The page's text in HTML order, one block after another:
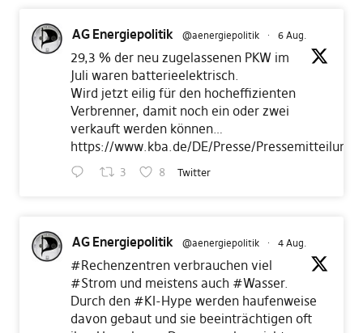
AG Energiepolitik @aenergiepolitik · 6 Aug.
29,3 % der neu zugelassenen PKW im
Juli waren batterieelektrisch.
Wird jetzt eilig für den hocheffizienten
Verbrenner, damit noch ein oder zwei
verkauft werden können…
https://www.kba.de/DE/Presse/
3 8 Twitter
AG Energiepolitik @aenergiepolitik · 4 Aug.
#Rechenzentrenverbrauchen viel
#Strom und meistens auch #Wasser.
Durch den #KI-Hype werden haufenweise
davon gebaut und sie beeinträchtigen oft